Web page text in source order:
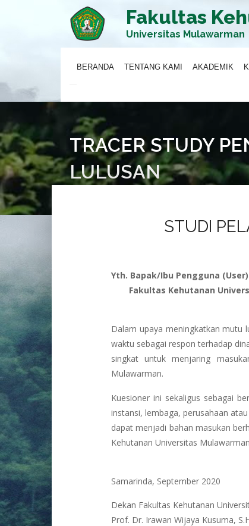
Fakultas
Universitas Mulawarman
BERANDA TENTANG KAMI AKADEMIK
TRACER STUDY
LULUSAN
STUDI
Yth. Bapak/Ibu Pengguna
Fakultas Kehutanan
Dalam upaya meningkatkan mutu
waktu sebagai respon terhadap
singkat untuk menjaring
Mulawarman.
Kuesioner ini sekaligus sebagai
instansi, lembaga, perusahaan
dapat menjadi bahan masukan
Kehutanan Universitas
Samarinda, September 2020
Dekan Fakultas Kehutanan
Prof. Dr. Irawan Wijaya Kusuma,